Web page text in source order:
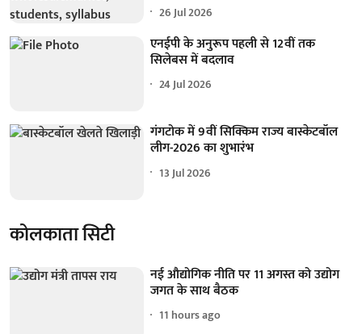
26 Jul 2026
एनईपी के अनुरूप पहली से 12वीं तक
सिलेबस में बदलाव
24 Jul 2026
गंगटोक में 9वीं सिक्किम राज्य बास्केटबॉल
लीग-2026 का शुभारंभ
13 Jul 2026
कोलकाता सिटी
नई औद्योगिक नीति पर 11 अगस्त को उद्योग
जगत के साथ बैठक
11 hours ago